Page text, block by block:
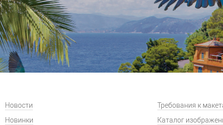
Новости
Новинки
Требования к
Каталог